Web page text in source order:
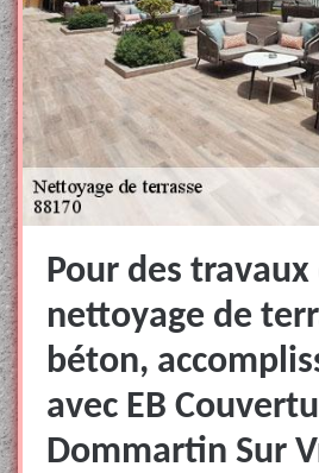
Pour des travaux
nettoyage de
béton,
avec EB
Dommartin Sur